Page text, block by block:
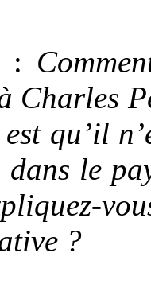
Charles
qu’il
dans le
?